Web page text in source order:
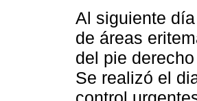
Al siguiente
de áreas
del pie
Se realizó el